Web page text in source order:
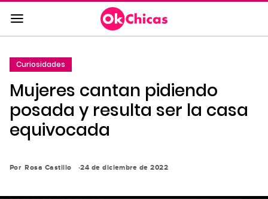
Saltar
al
contenido
a
la
navegación
principal
Curiosidades
Mujeres cantan pidiendo
posada y resulta ser la casa
equivocada
Por Rosa Castillo 24 de diciembre de 2022